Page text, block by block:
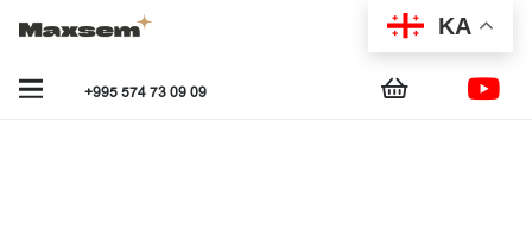
KA
+995 574 73 09 09